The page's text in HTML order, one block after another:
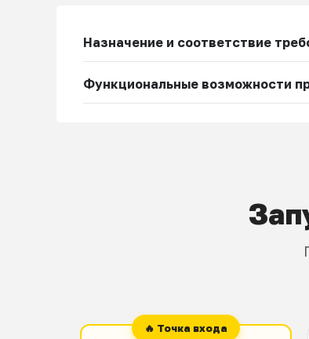
Назначение и соответствие
Функциональные возможности